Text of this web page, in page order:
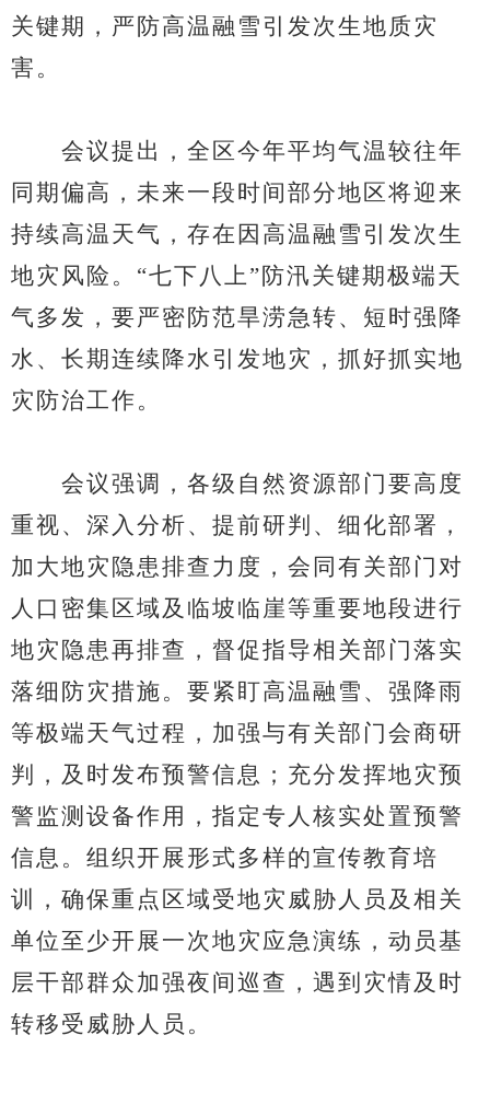
关键期，严防高温融雪引发次生地质灾
害。
会议提出，全区今年平均气温较往年
同期偏高，未来一段时间部分地区将迎来
持续高温天气，存在因高温融雪引发次生
地灾风险。“七下八上”防汛关键期极端天
气多发，要严密防范旱涝急转、短时强降
水、长期连续降水引发地灾，抓好抓实地
灾防治工作。
会议强调，各级自然资源部门要高度
重视、深入分析、提前研判、细化部署，
加大地灾隐患排查力度，会同有关部门对
人口密集区域及临坡临崖等重要地段进行
地灾隐患再排查，督促指导相关部门落实
落细防灾措施。要紧盯高温融雪、强降雨
等极端天气过程，加强与有关部门会商研
判，及时发布预警信息；充分发挥地灾预
警监测设备作用，指定专人核实处置预警
信息。组织开展形式多样的宣传教育培
训，确保重点区域受地灾威胁人员及相关
单位至少开展一次地灾应急演练，动员基
层干部群众加强夜间巡查，遇到灾情及时
转移受威胁人员。